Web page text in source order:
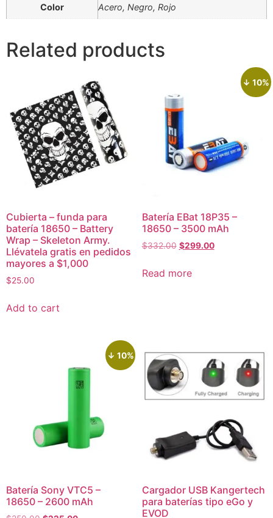
Color Acero, Negro, Rojo
Related products
Cubierta – funda para
batería 18650 – Battery
Wrap – Skeleton Army.
Llévatela gratis en pedidos
mayores a $1,000
$25.00
Add to cart
↓ 10%
Batería EBat 18P35 –
18650 – 3500 mAh
$332.00 $299.00
Read more
↓ 10%
Batería Sony VTC5 –
18650 – 2600 mAh
Cargador USB Kangertech
para baterías tipo eGo y
EVOD